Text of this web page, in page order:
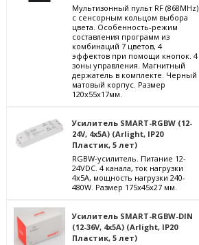
Мультизонный пульт RF (868MHz)
с сенсорным кольцом выбора
цвета. Особенность-режим
составления программ из
комбинаций 7 цветов, 4
эффектов при помощи кнопок. 4
зоны управления. Магнитный
держатель в комплекте. Черный
матовый корпус. Размер
120х55х17мм.
Усилитель SMART-RGBW (12-
24V, 4x5A) (Arlight, IP20
Пластик, 5 лет)
RGBW-усилитель. Питание 12-
24VDC. 4 канала, ток нагрузки
4x5A, мощность нагрузки 240-
480W. Размер 175x45x27 мм.
Усилитель SMART-RGBW-DIN
(12-36V, 4x5A) (Arlight, IP20
Пластик, 5 лет)